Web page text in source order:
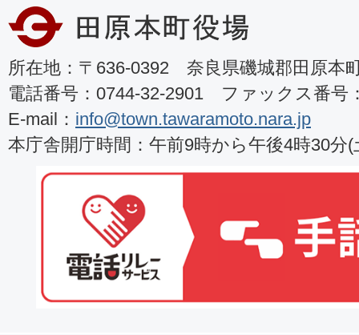
所在地：〒636-0392 奈良県磯城郡田原本
電話番号：0744-32-2901 ファックス番号
E-mail： info@town.tawaramoto.nara.jp
本庁舎開庁時間：午前9時から午後4時30分